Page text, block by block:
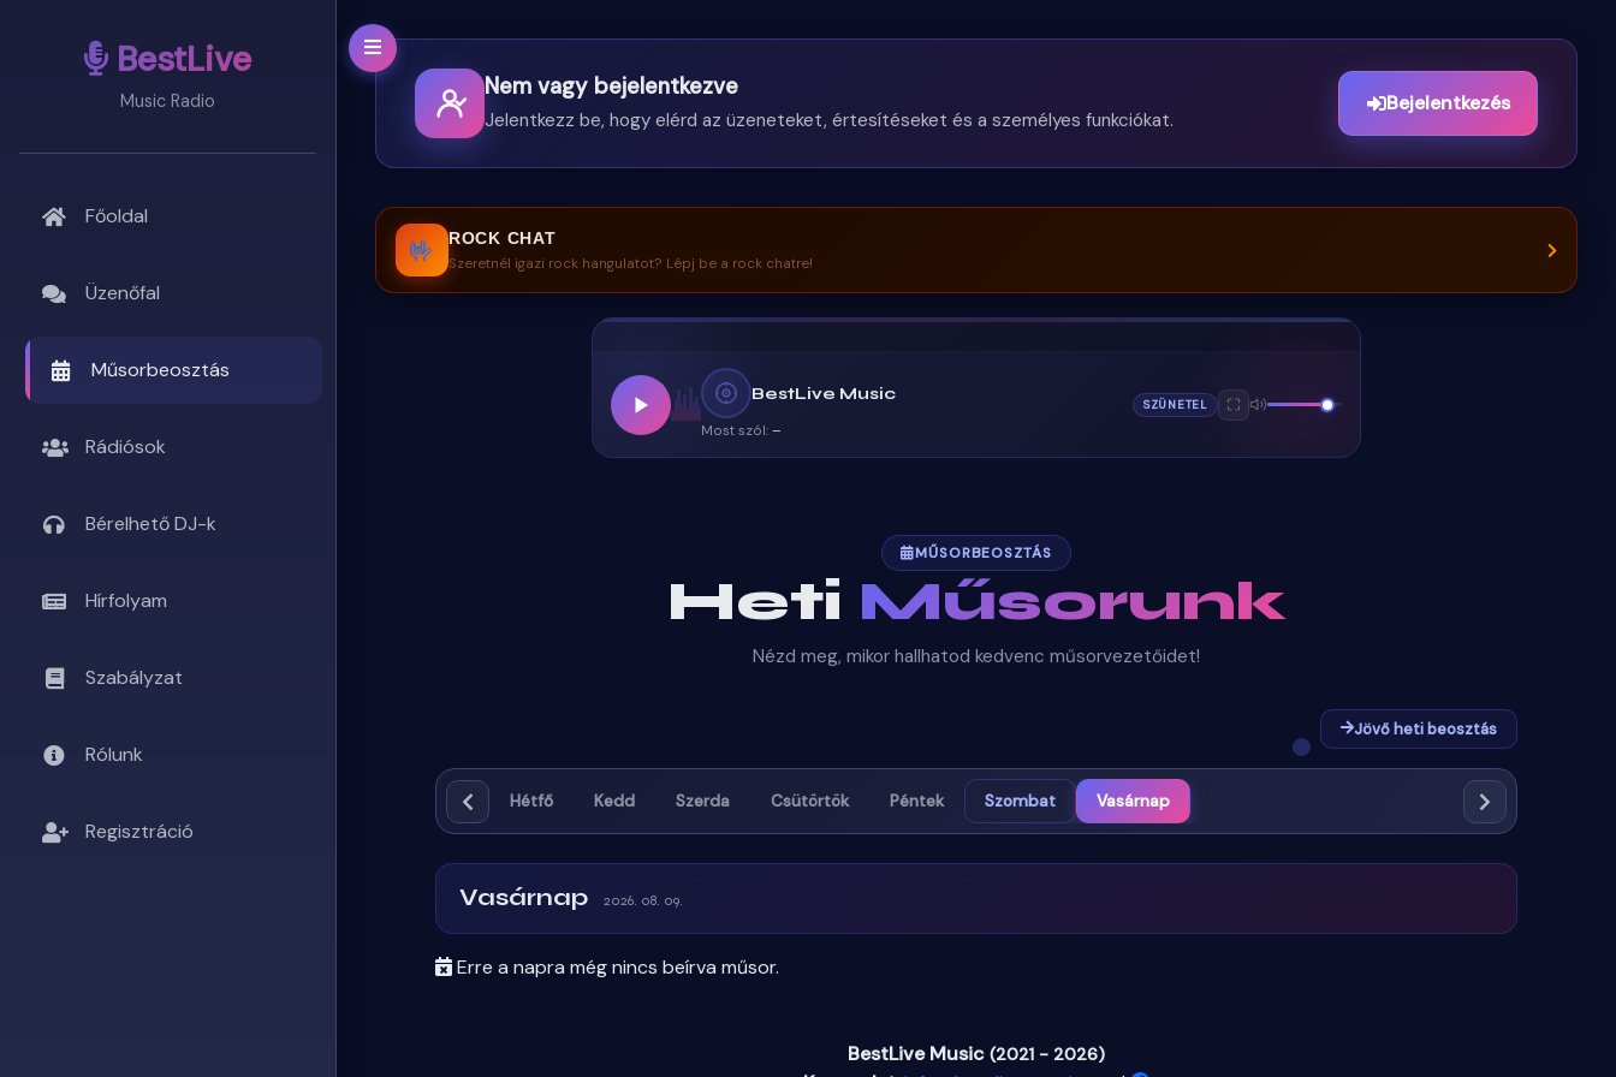
BestLive
Music Radio
Főoldal
Üzenőfal
Műsorbeosztás
Rádiósok
Bérelhető DJ-k
Hírfolyam
Szabályzat
Rólunk
Regisztráció
Nem vagy bejelentkezve
Jelentkezz be, hogy elérd az üzeneteket, értesítéseket és a személyes funkciókat.
Bejelentkezés
🤟 ROCK CHAT
Szeretnél igazi rock hangulatot? Lépj be a rock chatre!
BestLive Music
Most szól: –
SZÜNETEL
BestLive Music
MŰSORBEOSZTÁS
Heti Műsorunk
Nézd meg, mikor hallhatod kedvenc műsorvezetőidet!
Jövő heti beosztás
Hétfő Kedd Szerda Csütörtök Péntek Szombat Vasárnap
Vasárnap 2026. 08. 09.
Erre a napra még nincs beírva műsor.
BestLive Music (2021 - 2026)